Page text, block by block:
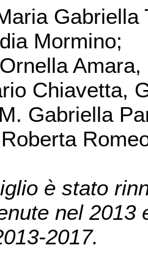
Gabriella
Mormino;
Ornella
Chiavetta,
Gabriella
è stato
nel 2013
2017.